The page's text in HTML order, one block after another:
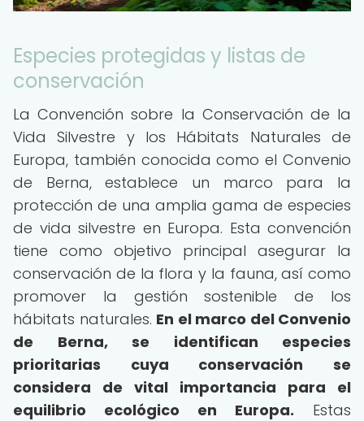
Especies protegidas y listas de
conservación
La Convención sobre la Conservación de la
Vida Silvestre y los Hábitats Naturales de
Europa, también conocida como el Convenio
de Berna, establece un marco para la
protección de una amplia gama de especies
de vida silvestre en Europa. Esta convención
tiene como objetivo principal asegurar la
conservación de la flora y la fauna, así como
promover la gestión sostenible de los
hábitats naturales. En el marco del Convenio
de Berna, se identifican especies
prioritarias cuya conservación se
considera de vital importancia para el
equilibrio ecológico en Europa. Estas